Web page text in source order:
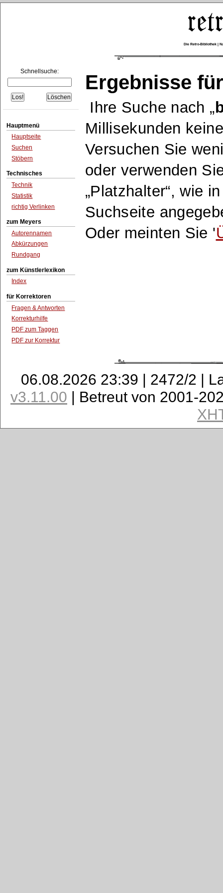
Die Retro-Bibliothek |
Schnellsuche:
Hauptmenü
Hauptseite
Suchen
Stöbern
Technisches
Technik
Statistik
richtig Verlinken
zum Meyers
Autorennamen
Abkürzungen
Rundgang
zum Künstlerlexikon
Index
für Korrektoren
Fragen & Antworten
Korrekturhilfe
PDF zum Taggen
PDF zur Korrektur
Ergebnisse
Ihre Suche nach
Millisekunden
Versuchen Sie
oder verwenden
Platzhalter , wie
Suchseite
Oder meinten Sie '
06.08.2026 23:39 | 2472/2 |
v3.11.00 | Betreut von 2001-